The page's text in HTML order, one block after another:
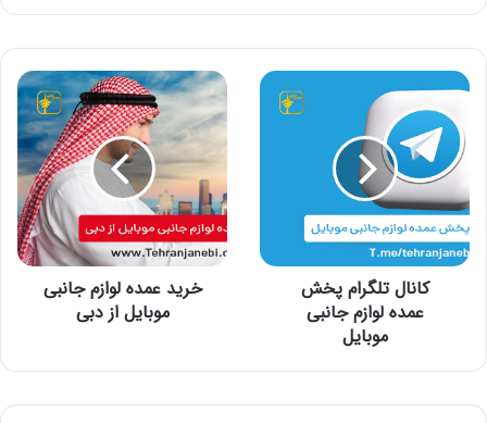
کانال
پخش
عمده
لوازم
جانبی
موبایل
کانال تلگرام پخش
عمده لوازم جانبی
موبایل
خرید
عمده
لوازم
جانبی
موبایل
از
دبی
خرید عمده لوازم جانبی
موبایل از دبی